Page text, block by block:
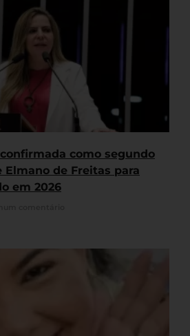
como segundo
Elmano de Freitas para
em 2026